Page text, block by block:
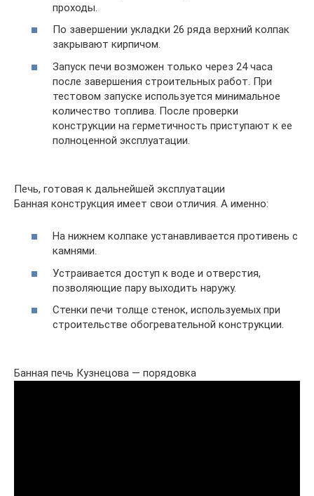
проходы.
По завершении укладки 26 ряда верхний колпак
закрывают кирпичом.
Запуск печи возможен только через 24 часа
после завершения строительных работ. При
тестовом запуске используется минимальное
количество топлива. После проверки
конструкции на герметичность приступают к ее
полноценной эксплуатации.
Печь, готовая к дальнейшей эксплуатации
Банная конструкция имеет свои отличия. А именно:
На нижнем колпаке устанавливается противень с
камнями.
Устраивается доступ к воде и отверстия,
позволяющие пару выходить наружу.
Стенки печи толще стенок, используемых при
строительстве обогревательной конструкции.
Банная печь Кузнецова — порядовка